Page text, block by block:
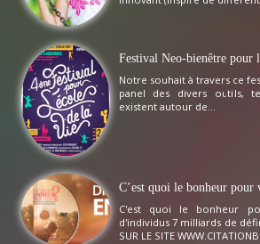
Festival Neo-bienêtre pour
Notre souhait à travers ce
panel des divers outils,
existent autour de...
C’est quoi le bonheur pour
C'est quoi le bonheur
d'individus 7 milliards de
SUR LE SITE